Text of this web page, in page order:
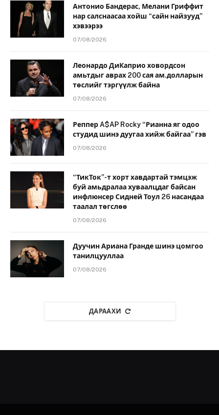
Антонио Бандерас, Мелани Гриффит
нар салснаасаа хойш “сайн найзууд”
хэвээрээ
07/08/2026
Леонардо ДиКаприо ховордсон
амьтдыг аврах 200 сая ам.долларын
төслийг тэргүүлж байна
07/08/2026
Реппер A$AP Rocky “Рианна яг одоо
студид шинэ дуугаа хийж байгаа” гэв
07/08/2026
“ТикТок”-т хорт хавдартай тэмцэж
буй амьдралаа хуваалцдаг байсан
инфлюнсер Сидней Тоул 26 насандаа
таалал төгслөө
07/08/2026
Дуучин Ариана Гранде шинэ цомгоо
танилцууллаа
07/08/2026
ДАРААХИ